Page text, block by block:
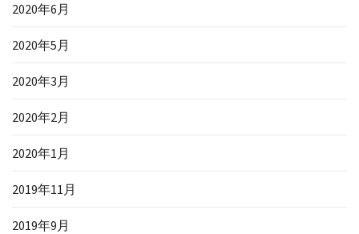
2020年6月
2020年5月
2020年3月
2020年2月
2020年1月
2019年11月
2019年9月